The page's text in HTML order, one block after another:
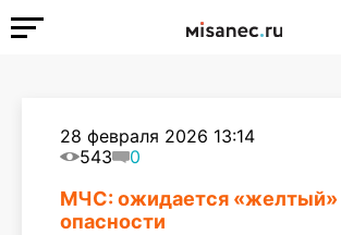
28 февраля 2026 13:14
543
0
МЧС: ожидается «желтый»
опасности